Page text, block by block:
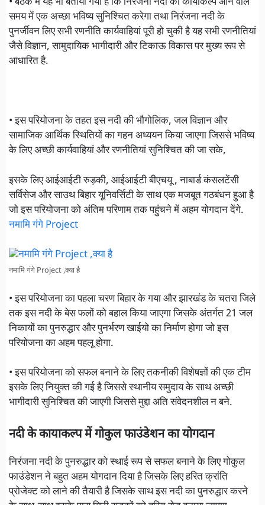
समय में एक अच्छा भविष्य सुनिश्चित करेगा तथा निरंजना नदी के
पुनर्जीवन लिए सभी रणनीति कार्यवाहियां पूरी हो चुकी है यह सभी रणनीतियां
जैसे विज्ञान, सामुदायिक भागीदारी और टिकाऊ विकास पर मुख्य रूप से
आधारित है.
• इस परियोजना के तहत इस नदी की भौगोलिक, जल विज्ञान और
सामाजिक आर्थिक स्थितियों का गहन अध्ययन किया जाएगा जिससे भविष्य
के लिए अच्छी कार्यवाहियां और रणनीतियां सुनिश्चित की जा सके,
इसके लिए आईआईटी रुड़की, आईआईटी बीएचयू , नाबार्ड कंसलटेंसी
सर्विसेज और साउथ बिहार यूनिवर्सिटी के साथ एक मजबूत गठबंधन हुआ है
जो इस परियोजना को अंतिम परिणाम तक पहुंचने में अहम योगदान देंगे.
नमामि गंगे Project
नमामि गंगे Project ,क्या है
• इस परियोजना का पहला चरण बिहार के गया और झारखंड के चतरा जिले
तक इस नदी के बेस फलों को बहाल किया जाएगा जिसके अंतर्गत 21 जल
निकायों का पुनरुद्धार और पुनर्भरण खाईयो का निर्माण होगा जो इस
परियोजना का अहम पहलू होगा.
• इस परियोजना को सफल बनाने के लिए तकनीकी विशेषज्ञों की एक टीम
इसके लिए नियुक्त की गई है जिससे स्थानीय समुदाय के साथ अच्छी
भागीदारी सुनिश्चित की जाएगी जिससे मुद्दा अति संवेदनशील न बने.
नदी के कायाकल्प में गोकुल फाउंडेशन का योगदान
निरंजना नदी के पुनरुद्धार को स्थाई रूप से सफल बनाने के लिए गोकुल
फाउंडेशन ने बहुत अहम योगदान दिया है जिसके लिए हरित क्रांति
प्रोजेक्ट को लाने की तैयारी है जिसके साथ इस नदी का पुनरुद्धार करने